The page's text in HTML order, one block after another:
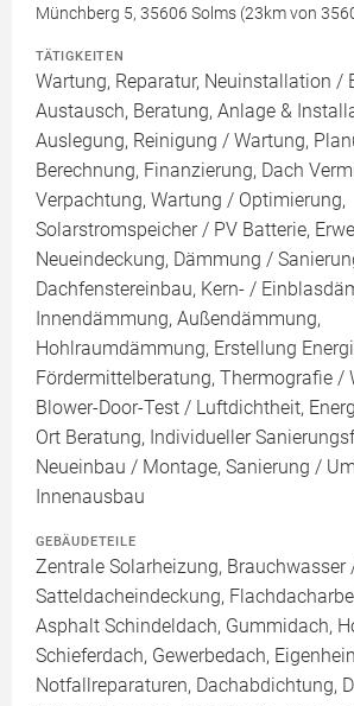
Münchberg 5, 35606 Solms (23km von
TÄTIGKEITEN
Wartung, Reparatur, Neuinstallation /
Austausch, Beratung, Anlage &
Auslegung, Reinigung / Wartung,
Berechnung, Finanzierung, Dach
Verpachtung, Wartung / Optimierung,
Solarstromspeicher / PV Batterie,
Neueindeckung, Dämmung /
Dachfenstereinbau, Kern- /
Innendämmung, Außendämmung,
Hohlraumdämmung, Erstellung
Fördermittelberatung, Thermografie /
Blower-Door-Test / Luftdichtheit,
Ort Beratung, Individueller
Neueinbau / Montage, Sanierung /
Innenausbau
GEBÄUDETEILE
Zentrale Solarheizung, Brauchwasser
Satteldacheindeckung,
Asphalt Schindeldach, Gummidach,
Schieferdach, Gewerbedach,
Notfallreparaturen, Dachabdichtung,